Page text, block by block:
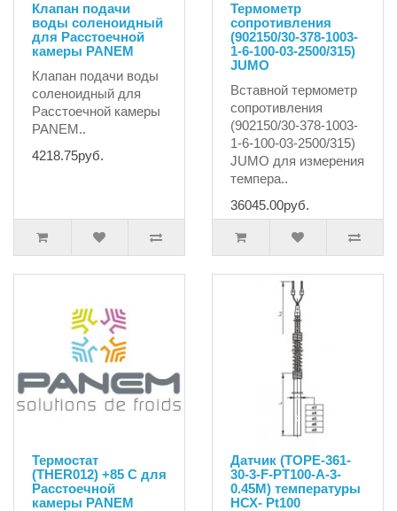
Клапан подачи
воды соленоидный
для Расстоечной
камеры PANEM
Клапан подачи воды
соленоидный для
Расстоечной камеры
PANEM..
4218.75руб.
Термометр
сопротивления
(902150/30-378-1003-
1-6-100-03-2500/315)
JUMO
Вставной термометр
сопротивления
(902150/30-378-1003-
1-6-100-03-2500/315)
JUMO для измерения
темпера..
36045.00руб.
Термостат
(THER012) +85 С для
Расстоечной
камеры PANEM
Датчик (ТОРЕ-361-
30-3-F-PT100-A-3-
0.45М) температуры
НСХ- Pt100